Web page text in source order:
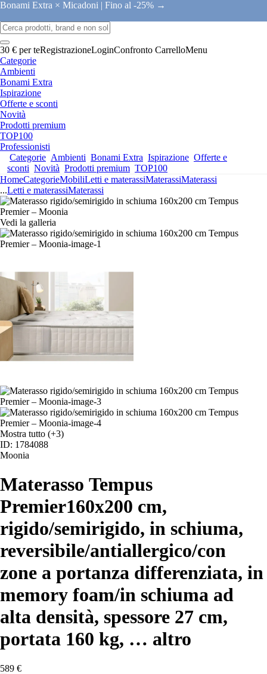
Bonami Extra × Micadoni | Fino al -25% →
30 € per teRegistrazioneLoginConfronto CarrelloMenu
Categorie
Ambienti
Bonami Extra
Ispirazione
Offerte e sconti
Novità
Prodotti premium
TOP100
Professionisti
Categorie Ambienti Bonami Extra Ispirazione Offerte e
sconti Novità Prodotti premium TOP100
HomeCategorieMobiliLetti e materassiMaterassiMaterassi
...Letti e materassiMaterassi
Vedi la galleria
Mostra tutto (+3)
ID: 1784088
Moonia
Materasso Tempus
Premier160x200 cm,
rigido/semirigido, in schiuma,
reversibile/antiallergico/con
zone a portanza differenziata, in
memory foam/in schiuma ad
alta densità, spessore 27 cm,
portata 160 kg, … altro
589 €